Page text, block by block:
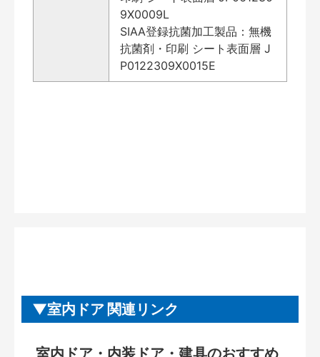
9X0009L
SIAA登録抗菌加工製品：無機
抗菌剤・印刷 シート表面層 J
P0122309X0015E
室内ドア 関連リンク